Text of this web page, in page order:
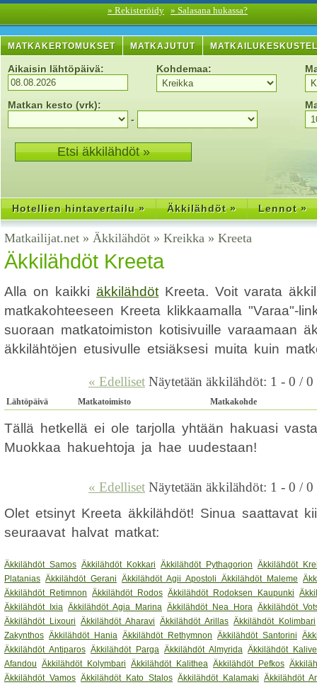
» Rekisteröidy » Salasana hukassa?
MATKAKERTOMUKSET MATKAJUTUT
Aikaisin lähtöpäivä: Kohdemaa:
Matkan kesto (vrk):
-
Hotellien hintavertailu » Äkkilähdöt » Lennot »
Matkailijat.net » Äkkilähdöt » Kreikka » Kreeta
Äkkilähdöt Kreeta
Alla on kaikki äkkilähdöt Kreeta. Voit varata
matkakohteeseen Kreeta klikkaamalla "Varaa"-
suoraan matkatoimiston kotisivuille varaamaan
äkkilähtöjen etusivulle etsiäksesi muita kuin
« Edelliset Näytetään äkkilähdöt: 1 - 0 / 0
Lähtöpäivä Matkatoimisto Matkakohde
Tällä hetkellä ei ole tarjolla yhtään hakuasi
Muokkaa hakuehtoja ja hae uudestaan!
« Edelliset Näytetään äkkilähdöt: 1 - 0 / 0
Olet etsinyt Kreeta äkkilähdöt! Sinua saattavat
seuraavat halvat matkat:
Äkkilähdöt Samos Äkkilähdöt Kokkari Äkkilähdöt Pythagorion Äkkilähdöt
Platanias Äkkilähdöt Gerani Äkkilähdöt Agii Apostoli Äkkilähdöt Maleme
Äkkilähdöt Retimnon Äkkilähdöt Rodos Äkkilähdöt Rodoksen Kaupunki
Äkkilähdöt Ixia Äkkilähdöt Agia Marina Äkkilähdöt Nea Hora Äkkilähdöt
Äkkilähdöt Lixouri Äkkilähdöt Aharavi Äkkilähdöt Arillas Äkkilähdöt Kolimbari
Zakynthos Äkkilähdöt Hania Äkkilähdöt Rethymnon Äkkilähdöt Santorini
Äkkilähdöt Antiparos Äkkilähdöt Parga Äkkilähdöt Almyrida Äkkilähdöt
Afandou Äkkilähdöt Kolymbari Äkkilähdöt Kalithea Äkkilähdöt Pefkos
Äkkilähdöt Vamos Äkkilähdöt Kato Stalos Äkkilähdöt Kalamaki Äkkilähdöt